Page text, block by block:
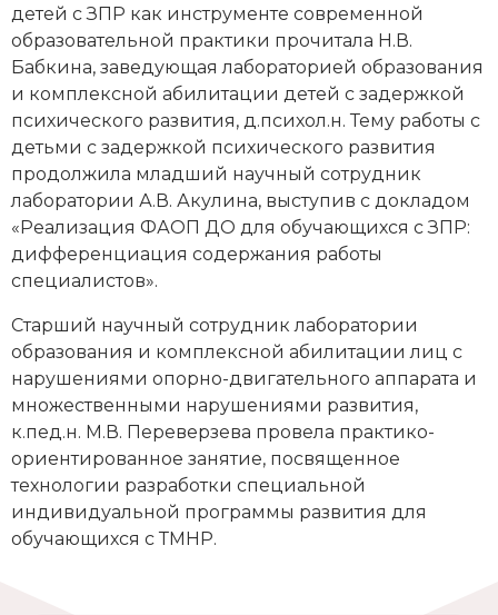
детей с ЗПР как инструменте современной
образовательной практики прочитала Н.В.
Бабкина, заведующая лабораторией образования
и комплексной абилитации детей с задержкой
психического развития, д.психол.н. Тему работы с
детьми с задержкой психического развития
продолжила младший научный сотрудник
лаборатории А.В. Акулина, выступив с докладом
«Реализация ФАОП ДО для обучающихся с ЗПР:
дифференциация содержания работы
специалистов».
Старший научный сотрудник лаборатории
образования и комплексной абилитации лиц с
нарушениями опорно-двигательного аппарата и
множественными нарушениями развития,
к.пед.н. М.В. Переверзева провела практико-
ориентированное занятие, посвященное
технологии разработки специальной
индивидуальной программы развития для
обучающихся с ТМНР.